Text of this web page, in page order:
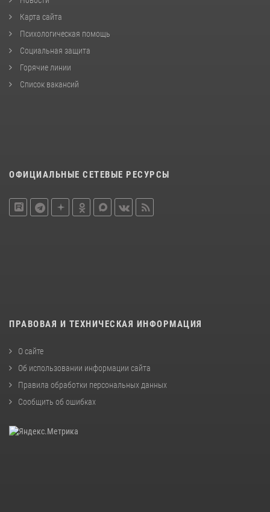
Карта сайта
Психологическая помощь
Социальная защита
Горячие линии
Список вакансий
ОФИЦИАЛЬНЫЕ СЕТЕВЫЕ РЕСУРСЫ
ПРАВОВАЯ И ТЕХНИЧЕСКАЯ ИНФОРМАЦИЯ
О сайте
Об использовании информации сайта
Правила обработки персональных данных
Сообщить об ошибках